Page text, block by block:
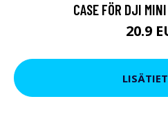
CASE FÖR DJI
20.9